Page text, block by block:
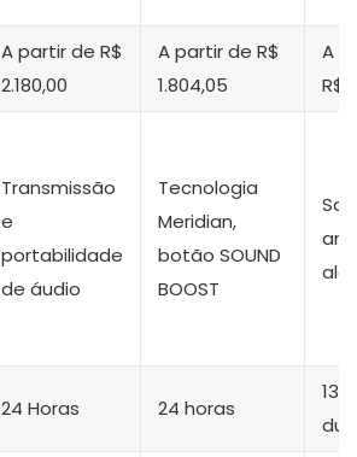
A partir de R$
2.180,00
A partir de R$
1.804,05
A
R$
Transmissão
e
portabilidade
de áudio
Tecnologia
Meridian,
botão SOUND
BOOST
24 Horas 24 horas
13